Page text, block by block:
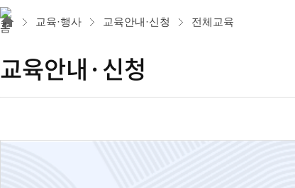
교육·행사 교육안내·신청 전체교육
교육안내·신청